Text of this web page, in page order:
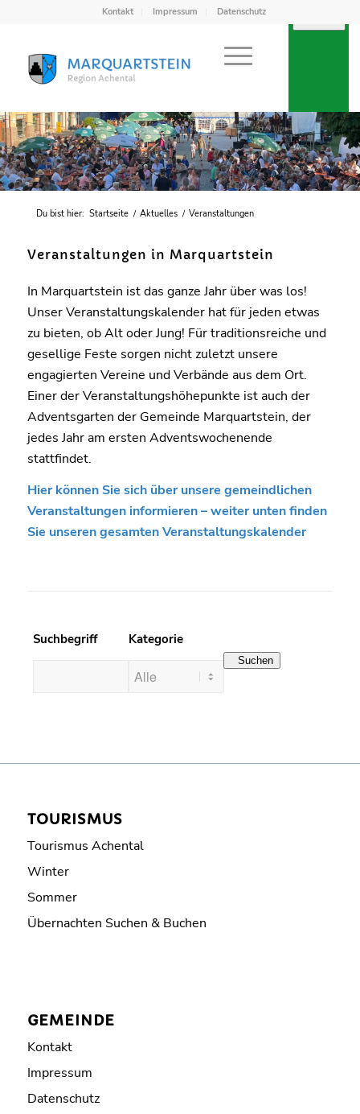
Kontakt Impressum Datenschutz
Du bist hier: Startseite / Aktuelles / Veranstaltungen
Veranstaltungen in Marquartstein
In Marquartstein ist das ganze Jahr über was los!
Unser Veranstaltungskalender hat für jeden etwas
zu bieten, ob Alt oder Jung! Für traditionsreiche und
gesellige Feste sorgen nicht zuletzt unsere
engagierten Vereine und Verbände aus dem Ort.
Einer der Veranstaltungshöhepunkte ist auch der
Adventsgarten der Gemeinde Marquartstein, der
jedes Jahr am ersten Adventswochenende
stattfindet.
Hier können Sie sich über unsere gemeindlichen
Veranstaltungen informieren – weiter unten finden
Sie unseren gesamten Veranstaltungskalender
Suchbegriff Kategorie
Suchen
TOURISMUS
Tourismus Achental
Winter
Sommer
Übernachten Suchen & Buchen
GEMEINDE
Kontakt
Impressum
Datenschutz